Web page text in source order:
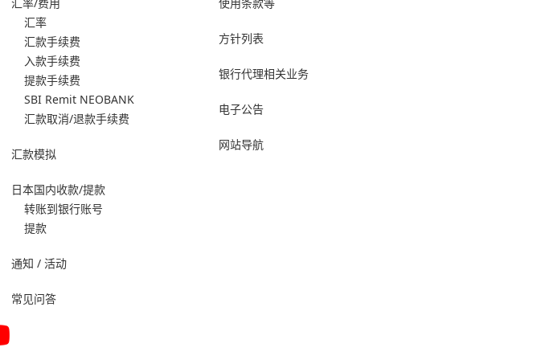
汇率
汇款手续费
入款手续费
提款手续费
SBI Remit NEOBANK
汇款取消/退款手续费
汇款模拟
日本国内收款/提款
转账到银行账号
提款
通知 / 活动
常见问答
方针列表
银行代理相关业务
电子公告
网站导航